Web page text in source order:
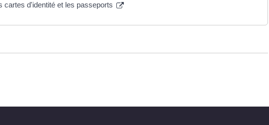
cartes d'identité et les passeports